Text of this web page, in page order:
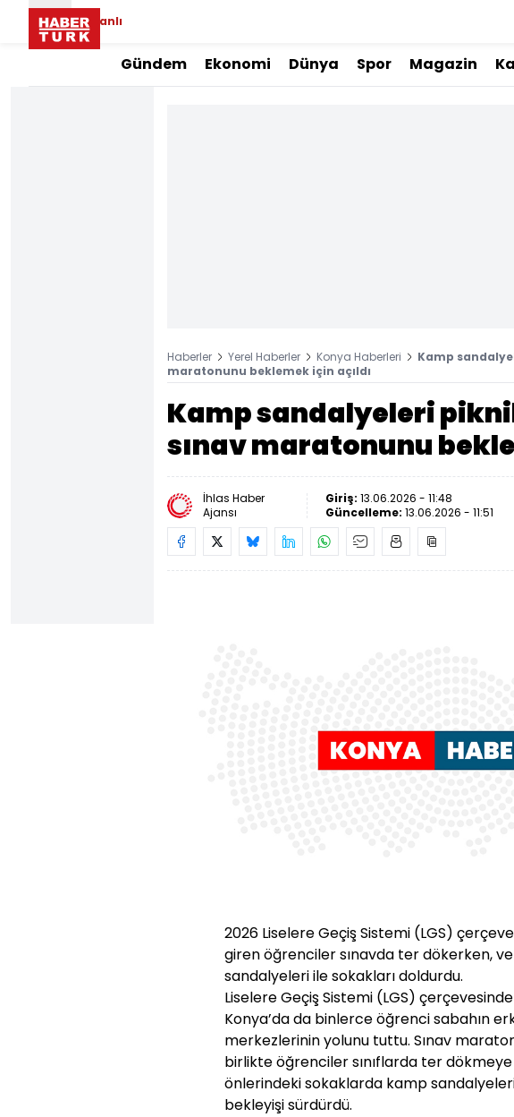
Canlı
Gündem Ekonomi Dünya Spor Magazin
Haberler Yerel Haberler Konya Haberleri
Kamp
maratonunu beklemek için açıldı
Kamp sandalyeleri
sınav maratonunu
İhlas Haber
Ajansı
Giriş: 13.06.2026 - 11:48
Güncelleme: 13.06.2026 - 11:51
2026 Liselere Geçiş Sistemi (LGS)
giren öğrenciler sınavda ter dökerken,
sandalyeleri ile sokakları doldurdu.
Liselere Geçiş Sistemi (LGS)
Konya’da da binlerce öğrenci sabahın
merkezlerinin yolunu tuttu. Sınav
birlikte öğrenciler sınıflarda ter dökmeye
önlerindeki sokaklarda kamp
bekleyişi sürdürdü.